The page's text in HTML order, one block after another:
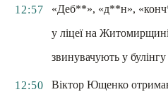
12:57
«Деб**», «д**н»,
у ліцеї на
звинувачують у булінгу
12:50
Віктор Ющенко